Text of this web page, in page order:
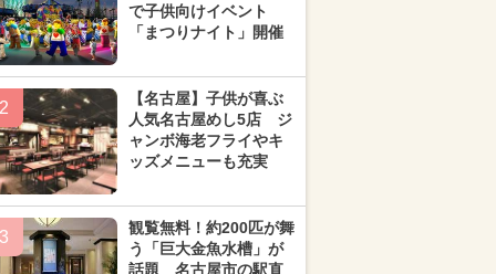
で子供向けイベント
「まつりナイト」開催
2
【名古屋】子供が喜ぶ
人気名古屋めし5店 ジ
ャンボ海老フライやキ
ッズメニューも充実
3
観覧無料！約200匹が舞
う「巨大金魚水槽」が
話題 名古屋市の駅直